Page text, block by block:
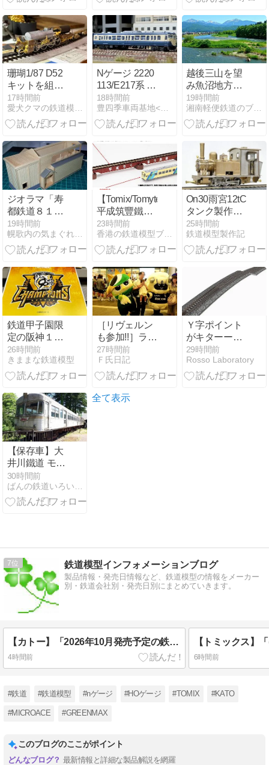
珊瑚1/87 D52
キットを組む
24
17時間前
愛犬クマの鉄道模型製作備忘録
Nゲージ 2220
113/E217系 総
武快速/横須賀
線 in Re-Color
18時間前
豊四季車両基地<気ままな模型いじり>
越後三山を望
み魚沼地方を
走る【風っこ
只見線全線走
破の旅⑤大白
19時間前
湘南軽便鉄道のブログ
ジオラマ「寿
都鉄道８１０
０のオアシ
ス」を創る
Vol 8
19時間前
幌歌内の気まぐれブログ
【Tomix/Tomytec】
平成筑豐鐵道
套裝明年登場
23時間前
香港の鉄道模型ブログ，Ｎゲージ，HOゲージ
On30雨宮12tC
タンク製作中
その29
25時間前
鉄道模型製作記
鉄道甲子園限
定の阪神１０
００系Ｒｅバ
ーミリオンが
発売
26時間前
きままな鉄道模型
［リヴェルン
も参加!!］ラム
ズの夏休み
2026に行って
きた。
27時間前
Ｆ氏日記
Ｙ字ポイント
がキターーー
ッ！
29時間前
Rosso Laboratory
【保存車】大
井川鐵道 モハ
6011 石川県加
賀市
30時間前
全て表示
7 鉄道模型インフォメーションブログ
製品情報・発売日情報など、鉄道模型の情報をメーカー
別・鉄道会社別・発売日別にまとめていきます。
【カトー】「2026年10月発売予定の鉄道模型新製品情報！」その3
4時間前 6時間前
#鉄道 #鉄道模型 #nゲージ #HOゲージ #TOMIX #KATO
#MICROACE #GREENMAX
このブログのここがポイント
最新情報と詳細な製品解説を網羅